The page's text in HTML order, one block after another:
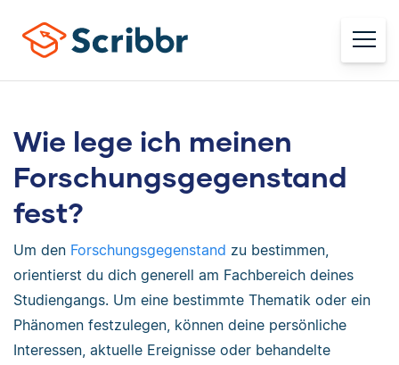
Wie lege ich meinen
Forschungsgegenstand
fest?
Um den Forschungsgegenstand zu bestimmen,
orientierst du dich generell am Fachbereich deines
Studiengangs. Um eine bestimmte Thematik oder ein
Phänomen festzulegen, können deine persönliche
Interessen, aktuelle Ereignisse oder behandelte